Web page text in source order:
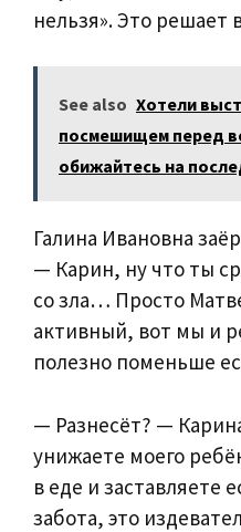
нельзя». Это решает
See also Хотели
посмешищем перед
обижайтесь на
Галина Ивановна
— Карин, ну что ты
со зла… Просто
активный, вот мы и
полезно поменьше
— Разнесёт? —
унижаете моего
в еде и заставляете
забота, это